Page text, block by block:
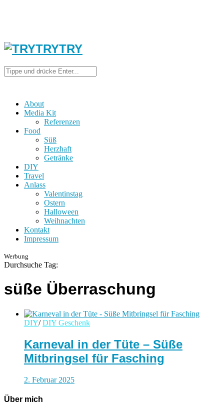
About
Media Kit
Referenzen
Food
Süß
Herzhaft
Getränke
DIY
Travel
Anlass
Valentinstag
Ostern
Halloween
Weihnachten
Kontakt
Impressum
Werbung
Durchsuche Tag:
süße Überraschung
DIY/ DIY Geschenk
Karneval in der Tüte – Süße
Mitbringsel für Fasching
2. Februar 2025
Über mich